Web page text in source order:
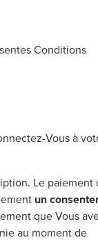
Conditions
Vous à
Le paiement
un
que Vous
au moment de